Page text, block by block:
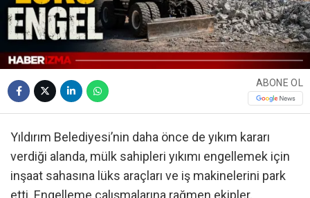
ABONE OL
Yıldırım Belediyesi’nin daha önce de yıkım kararı
verdiği alanda, mülk sahipleri yıkımı engellemek için
inşaat sahasına lüks araçları ve iş makinelerini park
etti. Engelleme çalışmalarına rağmen ekipler,